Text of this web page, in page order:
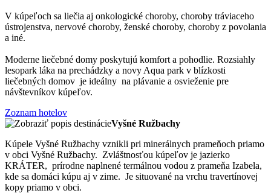
V kúpeľoch sa liečia aj onkologické choroby, choroby tráviaceho
ústrojenstva, nervové choroby, ženské choroby, choroby z povolania
a iné.
Moderne liečebné domy poskytujú komfort a pohodlie. Rozsiahly
lesopark láka na prechádzky a novy Aqua park v blízkosti
liečebných domov je ideálny na plávanie a osvieženie pre
návštevníkov kúpeľov.
Zoznam hotelov
Vyšné Ružbachy
Kúpele Vyšné Ružbachy vznikli pri minerálnych prameňoch priamo
v obci Vyšné Ružbachy. Zvláštnosťou kúpeľov je jazierko
KRÁTER, prírodne naplnené termálnou vodou z prameňa Izabela,
kde sa domáci kúpu aj v zime. Je situované na vrchu travertínovej
kopy priamo v obci.